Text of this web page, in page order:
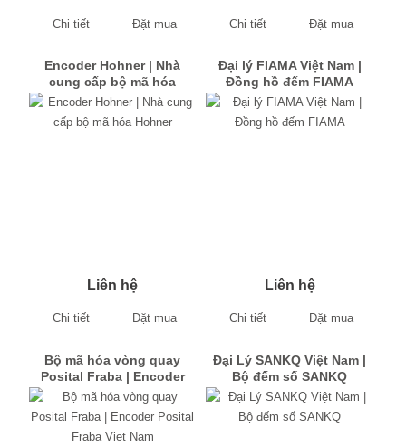
Chi tiết Đặt mua Chi tiết Đặt mua
Encoder Hohner | Nhà
cung cấp bộ mã hóa
Hohner
Liên hệ
Chi tiết Đặt mua
Đại lý FIAMA Việt Nam |
Đồng hồ đếm FIAMA
Liên hệ
Chi tiết Đặt mua
Bộ mã hóa vòng quay
Posital Fraba | Encoder
Posital Fraba Viet Nam
Đại Lý SANKQ Việt Nam |
Bộ đếm số SANKQ